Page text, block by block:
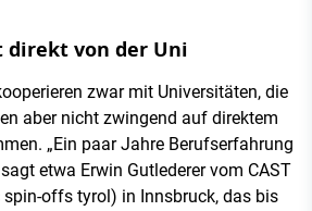
von der Uni
zwar mit Universitäten, die
aber nicht zwingend auf direktem
„Ein paar Jahre Berufserfahrung
etwa Erwin Gutlederer vom CAST
offs tyrol) in Innsbruck, das bis